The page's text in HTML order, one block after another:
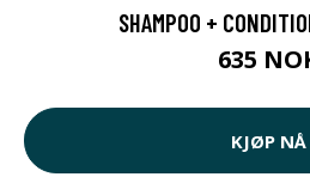
SHAMPOO +
635
KJØP NÅ